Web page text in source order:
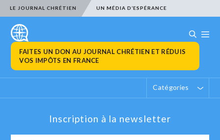
LE JOURNAL CHRÉTIEN UN MÉDIA D’ESPÉRANCE
FAITES UN DON AU JOURNAL CHRÉTIEN ET RÉDUIS
VOS IMPÔTS EN FRANCE
Catégories
Inscription à la newsletter